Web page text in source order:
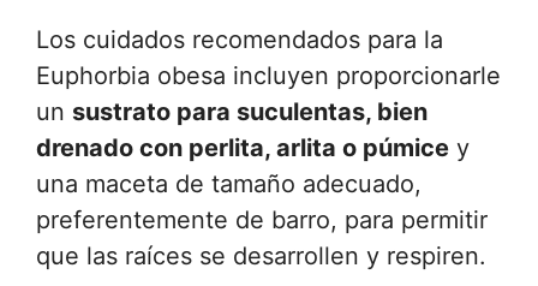
Los cuidados recomendados para la
Euphorbia obesa incluyen proporcionarle
un sustrato para suculentas, bien
drenado con perlita, arlita o púmice y
una maceta de tamaño adecuado,
preferentemente de barro, para permitir
que las raíces se desarrollen y respiren.